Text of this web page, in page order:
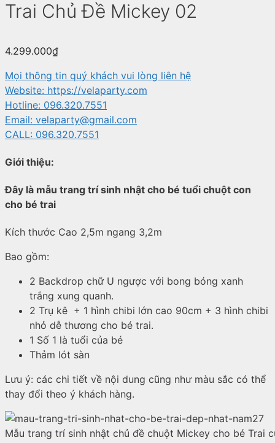
Trai Chủ Đề Mickey 02
4.299.000₫
Mọi thông tin quý khách vui lòng liên hệ
Website: https://velaparty.com
Hotline: 096.320.7551
Email: velaparty@gmail.com
CALL: 096.320.7551
Giới thiệu:
Đây là mẫu trang trí sinh nhật cho bé tuổi chuột con
cho bé trai
Kích thước Cao 2,5m ngang 3,2m
Bao gồm:
2 Backdrop chữ U ngược với bong bóng xanh
trắng xung quanh.
2 Trụ kê + 1 hình chibi lớn cao 90cm + 3 hình chibi
nhỏ dễ thương cho bé trai.
1 Số 1 là tuổi của bé
Thảm lót sàn
Lưu ý: các chi tiết về nội dung cũng như màu sắc có thể
thay đổi theo ý khách hàng.
Mẫu trang trí sinh nhật chủ đề chuột Mickey cho bé Trai